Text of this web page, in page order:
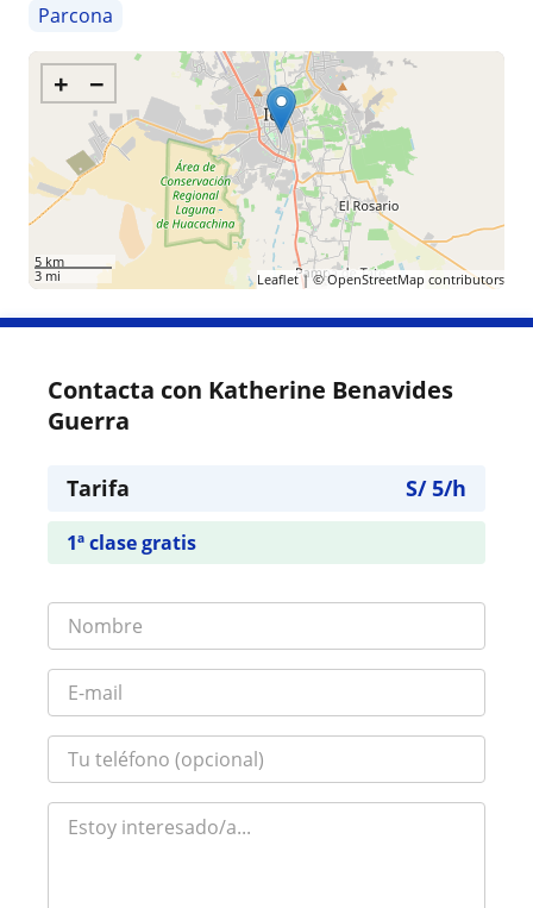
Parcona
+ −
5 km
3 mi
Leaflet| ©OpenStreetMap contributors
Contacta con Katherine Benavides
Guerra
Tarifa S/5/h
1ª clase gratis